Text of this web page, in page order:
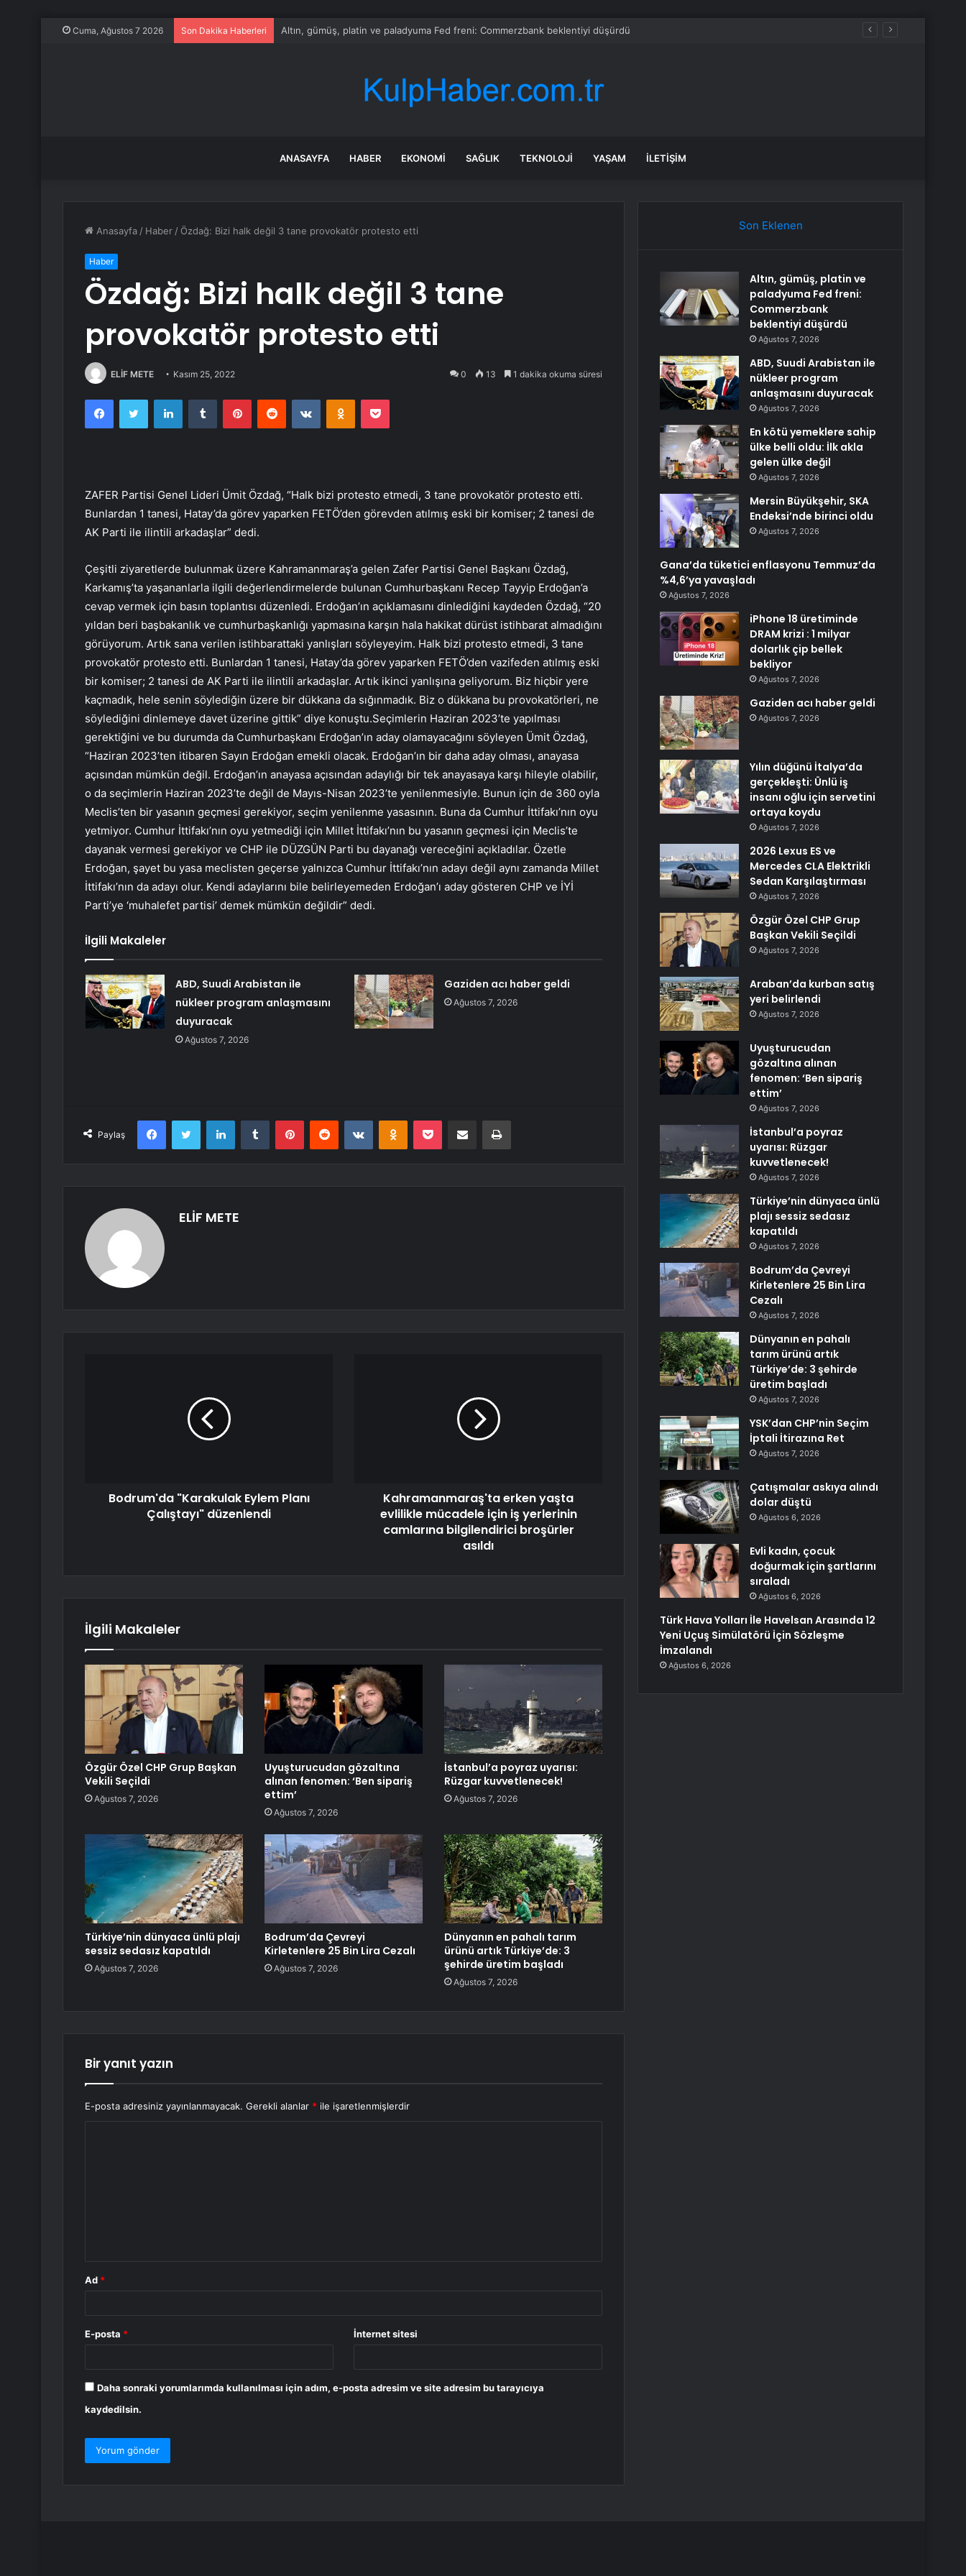
Cuma, Ağustos 7 2026 Son Dakika Haberleri ABD, Suudi Arabistan ile nükleer program anlaşmasını duyuracak
ANASAYFA HABER EKONOMI SAĞLIK TEKNOLOJI YAŞAM İLETIŞIM
Anasayfa / Haber / Özdağ: Bizi halk değil 3 tane provokatör protesto etti
Haber
Özdağ: Bizi halk değil 3 tane
provokatör protesto etti
ELİF METE Kasım 25, 2022 0 13 1 dakika okuma süresi
FacebookTwitter LinkedInTumblr PinterestReddit VKontakteOdnoklassniki
Pocket
ZAFER Partisi Genel Lideri Ümit Özdağ, “Halk bizi protesto etmedi, 3 tane provokatör protesto etti.
Bunlardan 1 tanesi, Hatay’da görev yaparken FETÖ’den görevden atılmış eski bir komiser; 2 tanesi de
AK Parti ile ilintili arkadaşlar” dedi.
Çeşitli ziyaretlerde bulunmak üzere Kahramanmaraş’a gelen Zafer Partisi Genel Başkanı Özdağ,
Karkamış’ta yaşananlarla ilgili değerlendirmelerde bulunan Cumhurbaşkanı Recep Tayyip Erdoğan’a
cevap vermek için basın toplantısı düzenledi. Erdoğan’ın açıklamasını dinlediğini kaydeden Özdağ, “20
yıldan beri başbakanlık ve cumhurbaşkanlığı yapmasına karşın hala hakikat dürüst istihbarat almadığını
görüyorum. Artık sana verilen istihbarattaki yanlışları söyleyeyim. Halk bizi protesto etmedi, 3 tane
provokatör protesto etti. Bunlardan 1 tanesi, Hatay’da görev yaparken FETÖ’den vazifeden atılmış eski
bir komiser; 2 tanesi de AK Parti ile ilintili arkadaşlar. Artık ikinci yanlışına geliyorum. Biz hiçbir yere
kaçmadık, hele senin söylediğin üzere bir dükkana da sığınmadık. Biz o dükkana bu provokatörleri, ne
söylediğini dinlemeye davet üzerine gittik” diye konuştu.Seçimlerin Haziran 2023’te yapılması
gerektiğini ve bu durumda da Cumhurbaşkanı Erdoğan’ın aday olamayacağını söyleyen Ümit Özdağ,
“Haziran 2023’ten itibaren Sayın Erdoğan emekli olacak. Erdoğan’ın bir daha aday olması, anayasa
açısından mümkün değil. Erdoğan’ın anayasa açısından adaylığı bir tek anayasaya karşı hileyle olabilir,
o da seçimlerin Haziran 2023’te değil de Mayıs-Nisan 2023’te yenilenmesiyle. Bunun için de 360 oyla
Meclis’ten bir yasanın geçmesi gerekiyor, seçim yenilenme yasasının. Buna da Cumhur İttifakı’nın oyu
yetmiyor. Cumhur İttifakı’nın oyu yetmediği için Millet İttifakı’nın bu yasanın geçmesi için Meclis’te
dayanak vermesi gerekiyor ve CHP ile DÜZGÜN Parti bu dayanağı vereceğini açıkladılar. Özetle
Erdoğan, şayet bu yasa meclisten geçerse yalnızca Cumhur İttifakı’nın adayı değil aynı zamanda Millet
İttifakı’nın da adayı olur. Kendi adaylarını bile belirleyemeden Erdoğan’ı aday gösteren CHP ve İYİ
Parti’ye ‘muhalefet partisi’ demek mümkün değildir” dedi.
İlgili Makaleler
ABD, Suudi Arabistan ile
nükleer program anlaşmasını
duyuracak
Ağustos 7, 2026
Gaziden acı haber geldi
Ağustos 7, 2026
Paylaş
FacebookTwitter LinkedInTumblr PinterestReddit VKontakteOdnoklassniki
Pocket E-Posta ile paylaş Yazdır
ELİF METE
Bodrum'da "Karakulak Eylem Planı
Çalıştayı" düzenlendi
Kahramanmaraş'ta erken yaşta
evlilikle mücadele için iş yerlerinin
camlarına bilgilendirici broşürler
asıldı
İlgili Makaleler
Özgür Özel CHP Grup Başkan
Vekili Seçildi
Ağustos 7, 2026
Uyuşturucudan gözaltına
alınan fenomen: ‘Ben sipariş
ettim’
Ağustos 7, 2026
İstanbul’a poyraz uyarısı:
Rüzgar kuvvetlenecek!
Ağustos 7, 2026
Türkiye’nin dünyaca ünlü plajı
sessiz sedasız kapatıldı
Ağustos 7, 2026
Bodrum’da Çevreyi
Kirletenlere 25 Bin Lira Cezalı
Ağustos 7, 2026
Dünyanın en pahalı tarım
ürünü artık Türkiye’de: 3
şehirde üretim başladı
Ağustos 7, 2026
Bir yanıt yazın
E-posta adresiniz yayınlanmayacak. Gerekli alanlar * ile işaretlenmişlerdir
Ad *
E-posta * İnternet sitesi
Daha sonraki yorumlarımda kullanılması için adım, e-posta adresim ve site adresim bu tarayıcıya
kaydedilsin.
Son Eklenen
Altın, gümüş, platin ve
paladyuma Fed freni:
Commerzbank
beklentiyi düşürdü
Ağustos 7, 2026
ABD, Suudi Arabistan ile
nükleer program
anlaşmasını duyuracak
Ağustos 7, 2026
En kötü yemeklere sahip
ülke belli oldu: İlk akla
gelen ülke değil
Ağustos 7, 2026
Mersin Büyükşehir, SKA
Endeksi’nde birinci oldu
Ağustos 7, 2026
Gana’da tüketici enflasyonu Temmuz’da
%4,6’ya yavaşladı
Ağustos 7, 2026
iPhone 18 üretiminde
DRAM krizi : 1 milyar
dolarlık çip bellek
bekliyor
Ağustos 7, 2026
Gaziden acı haber geldi
Ağustos 7, 2026
Yılın düğünü İtalya’da
gerçekleşti: Ünlü iş
insanı oğlu için servetini
ortaya koydu
Ağustos 7, 2026
2026 Lexus ES ve
Mercedes CLA Elektrikli
Sedan Karşılaştırması
Ağustos 7, 2026
Özgür Özel CHP Grup
Başkan Vekili Seçildi
Ağustos 7, 2026
Araban’da kurban satış
yeri belirlendi
Ağustos 7, 2026
Uyuşturucudan
gözaltına alınan
fenomen: ‘Ben sipariş
ettim’
Ağustos 7, 2026
İstanbul’a poyraz
uyarısı: Rüzgar
kuvvetlenecek!
Ağustos 7, 2026
Türkiye’nin dünyaca ünlü
plajı sessiz sedasız
kapatıldı
Ağustos 7, 2026
Bodrum’da Çevreyi
Kirletenlere 25 Bin Lira
Cezalı
Ağustos 7, 2026
Dünyanın en pahalı
tarım ürünü artık
Türkiye’de: 3 şehirde
üretim başladı
Ağustos 7, 2026
YSK’dan CHP’nin Seçim
İptali İtirazına Ret
Ağustos 7, 2026
Çatışmalar askıya alındı
dolar düştü
Ağustos 6, 2026
Evli kadın, çocuk
doğurmak için şartlarını
sıraladı
Ağustos 6, 2026
Türk Hava Yolları İle Havelsan Arasında 12
Yeni Uçuş Simülatörü İçin Sözleşme
İmzalandı
Ağustos 6, 2026